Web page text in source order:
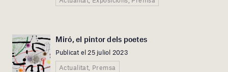
Miró, el pintor dels poetes
Publicat el 25 juliol 2023
Actualitat, Premsa